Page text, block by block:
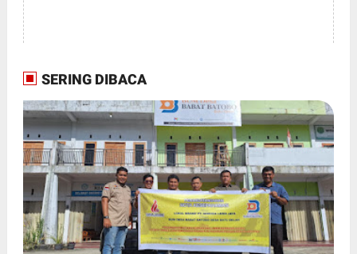
SERING DIBACA